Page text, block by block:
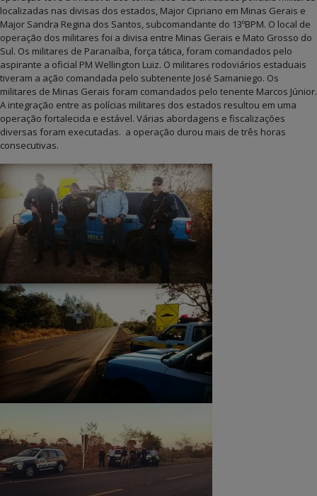
localizadas nas divisas dos estados, Major Cipriano em Minas Gerais e
Major Sandra Regina dos Santos, subcomandante do 13ºBPM. O local de
operação dos militares foi a divisa entre Minas Gerais e Mato Grosso do
Sul. Os militares de Paranaíba, força tática, foram comandados pelo
aspirante a oficial PM Wellington Luiz. O militares rodoviários estaduais
tiveram a ação comandada pelo subtenente José Samaniego. Os
militares de Minas Gerais foram comandados pelo tenente Marcos Júnior.
A integração entre as polícias militares dos estados resultou em uma
operação fortalecida e estável. Várias abordagens e fiscalizações
diversas foram executadas. a operação durou mais de três horas
consecutivas.